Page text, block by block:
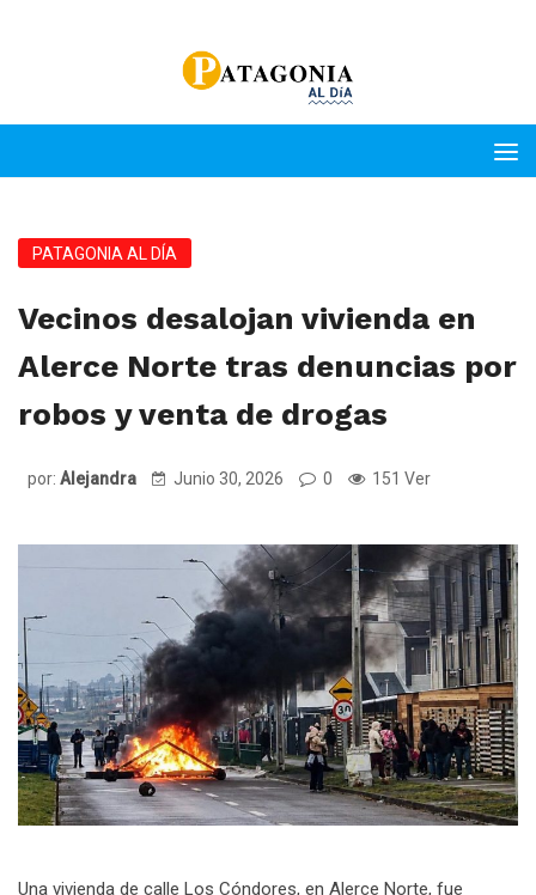
PATAGONIA AL DÍA
Vecinos desalojan vivienda en
Alerce Norte tras denuncias por
robos y venta de drogas
por: Alejandra Junio 30, 2026 0 151 Ver
Una vivienda de calle Los Cóndores, en Alerce Norte, fue